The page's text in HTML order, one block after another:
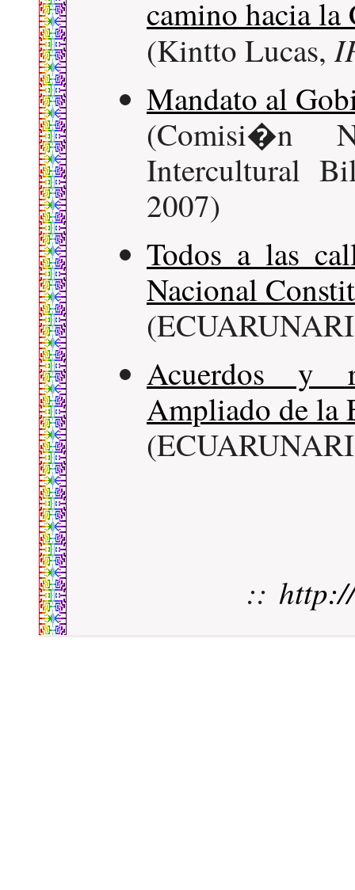
camino hacia la
(Kintto Lucas,
Mandato al
(Comisi�n
Intercultural
2007)
Todos a las
Nacional
Acuerdos y
Ampliado de la
::